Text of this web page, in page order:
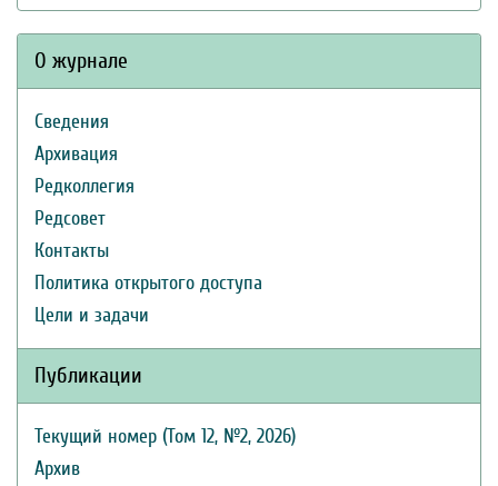
О журнале
Сведения
Архивация
Редколлегия
Редсовет
Контакты
Политика открытого доступа
Цели и задачи
Публикации
Текущий номер (Том 12, №2, 2026)
Архив